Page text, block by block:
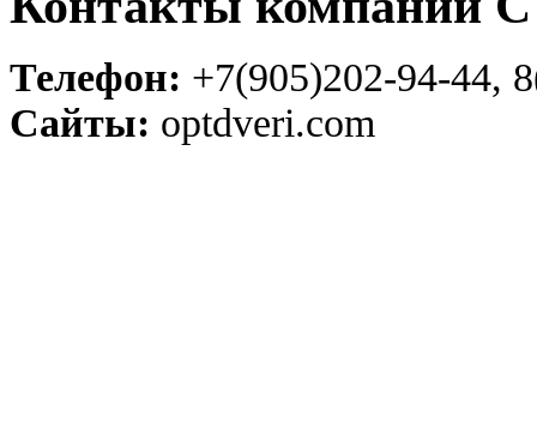
Телефон: +7(905)202-94-44,
Сайты: optdveri.com